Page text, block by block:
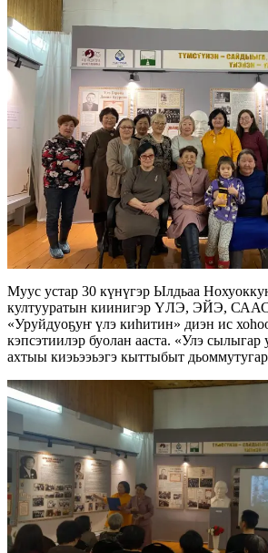
Муус устар 30 күнүгэр Ылдьаа Нохуоккун аат. Чараҥ
култууратын киинигэр ҮЛЭ, ЭЙЭ, СААС
«Уруйдуоҕуҥ үлэ киһитин» диэн ис
кэпсэтиилэр буолан ааста. «Улэ сылыгар
ахтыы киэьээьэгэ кыттыбыт